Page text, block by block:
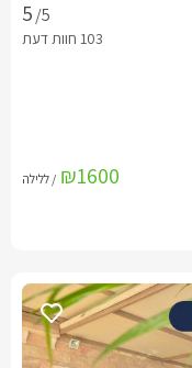
/5
₪1600 / ללילה